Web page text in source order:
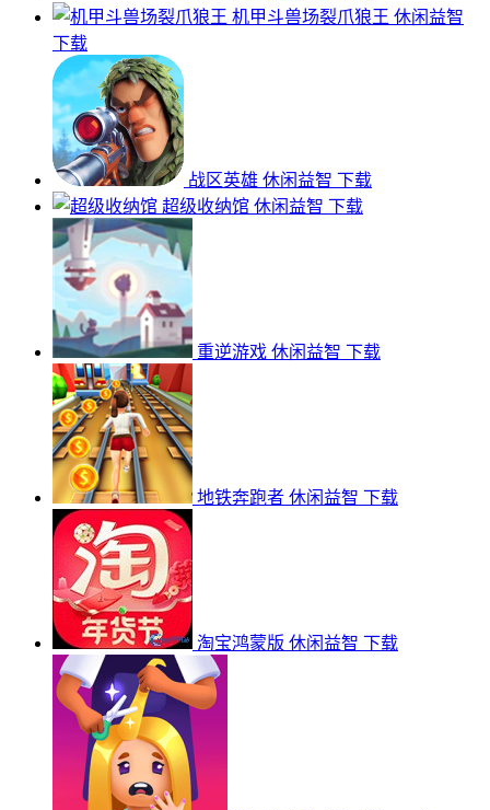
机甲斗兽场裂爪狼王 休闲益智
下载
战区英雄 休闲益智 下载
超级收纳馆 休闲益智 下载
重逆游戏 休闲益智 下载
地铁奔跑者 休闲益智 下载
淘宝鸿蒙版 休闲益智 下载